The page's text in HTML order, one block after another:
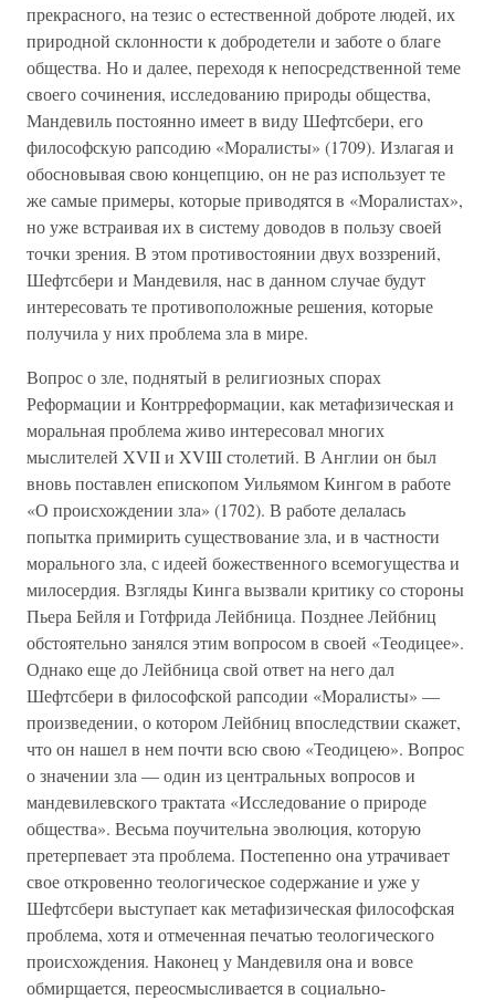
прекрасного, на тезис о естественной доброте людей, их
природной склонности к добродетели и заботе о благе
общества. Но и далее, переходя к непосредственной теме
своего сочинения, исследованию природы общества,
Мандевиль постоянно имеет в виду Шефтсбери, его
философскую рапсодию «Моралисты» (1709). Излагая и
обосновывая свою концепцию, он не раз использует те
же самые примеры, которые приводятся в «Моралистах»,
но уже встраивая их в систему доводов в пользу своей
точки зрения. В этом противостоянии двух воззрений,
Шефтсбери и Мандевиля, нас в данном случае будут
интересовать те противоположные решения, которые
получила у них проблема зла в мире.
Вопрос о зле, поднятый в религиозных спорах
Реформации и Контрреформации, как метафизическая и
моральная проблема живо интересовал многих
мыслителей XVII и XVIII столетий. В Англии он был
вновь поставлен епископом Уильямом Кингом в работе
«О происхождении зла» (1702). В работе делалась
попытка примирить существование зла, и в частности
морального зла, с идеей божественного всемогущества и
милосердия. Взгляды Кинга вызвали критику со стороны
Пьера Бейля и Готфрида Лейбница. Позднее Лейбниц
обстоятельно занялся этим вопросом в своей «Теодицее».
Однако еще до Лейбница свой ответ на него дал
Шефтсбери в философской рапсодии «Моралисты» —
произведении, о котором Лейбниц впоследствии скажет,
что он нашел в нем почти всю свою «Теодицею». Вопрос
о значении зла — один из центральных вопросов и
мандевилевского трактата «Исследование о природе
общества». Весьма поучительна эволюция, которую
претерпевает эта проблема. Постепенно она утрачивает
свое откровенно теологическое содержание и уже у
Шефтсбери выступает как метафизическая философская
проблема, хотя и отмеченная печатью теологического
происхождения. Наконец у Мандевиля она и вовсе
обмирщается, переосмысливается в социально-